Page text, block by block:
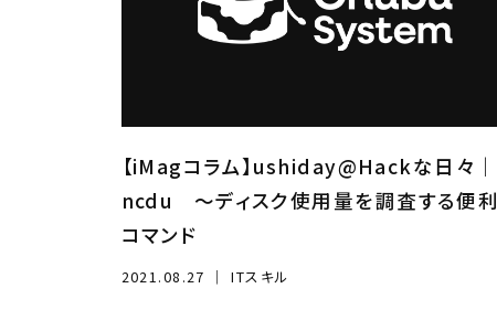
【iMagコラム】ushiday@Hackな日々｜
ncdu ～ディスク使用量を調査する便利
コマンド
2021.08.27 ｜ITスキル